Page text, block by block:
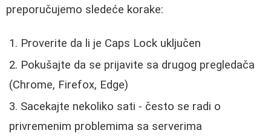
preporučujemo sledeće korake:
Proverite da li je Caps Lock uključen
Pokušajte da se prijavite sa drugog pregledača
(Chrome, Firefox, Edge)
Sacekajte nekoliko sati - često se radi o
privremenim problemima sa serverima